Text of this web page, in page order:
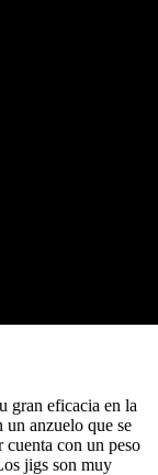
gran eficacia en la
un anzuelo que se
con un peso
jigs son muy